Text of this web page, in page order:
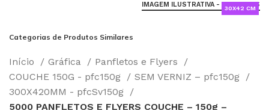
30X42 CM
IMAGEM ILUSTRATIVA - SAIBA MAIS
Categorias de Produtos Similares
Início Gráfica
Panfletos e Flyers
COUCHE 150G - pfc150g
SEM VERNIZ – pfc150g
300X420MM - pfcSv150g
5000 PANFLETOS E FLYERS COUCHE – 150g –